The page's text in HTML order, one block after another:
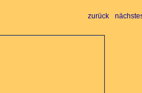
zurück